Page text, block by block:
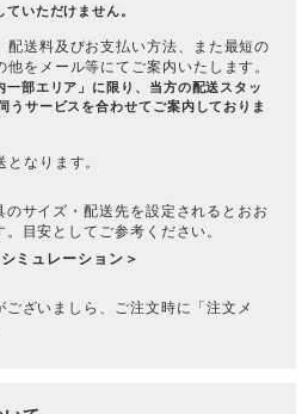
いただけません。
配送料及びお支払い方法、また最短の
をメール等にてご案内いたします。
部エリア」に限り、当方の配送スタッ
うサービスを合わせてご案内しておりま
なります。
サイズ・配送先を設定されるとおお
目安としてご参考ください。
ミュレーション＞
ざいましら、ご注文時に「注文メ